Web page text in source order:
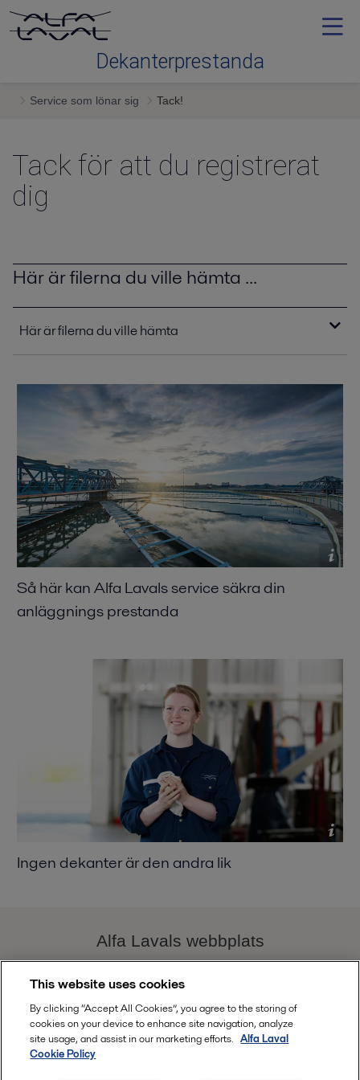
Dekanterprestanda
Contact me
Service som lönar sig Tack!
Tack för att du registrerat
dig
Här är filerna du ville hämta ...
Här är filerna du ville hämta
2016-10-25 610 kB
Så här kan Alfa Lavals service säkra din
anläggnings prestanda
Ingen dekanter är den andra lik
Alfa Lavals webbplats
decanter.performance@alfalaval.com
Follow
This website uses cookies
By clicking “Accept All Cookies”, you agree to the storing of
cookies on your device to enhance site navigation, analyze
site usage, and assist in our marketing efforts. Alfa Laval
Cookie Policy